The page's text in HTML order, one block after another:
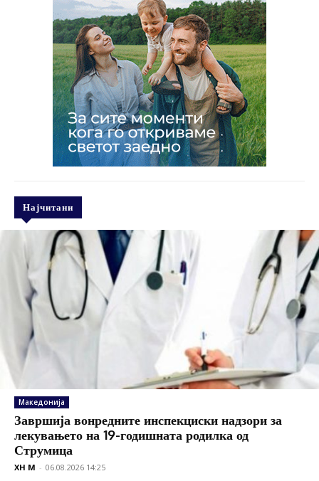
Најчитани
Македонија
Завршија вонредните инспекциски надзори за
лекувањето на 19-годишната родилка од
Струмица
XH M - 06.08.2026 14:25